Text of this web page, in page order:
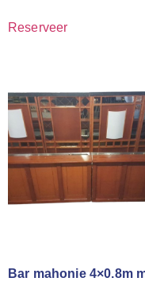
Reserveer
Bar mahonie 4×0.8m